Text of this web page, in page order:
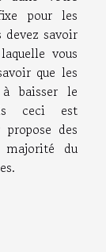
pour les
devez savoir
vous
que les
baisser le
ceci est
des
du